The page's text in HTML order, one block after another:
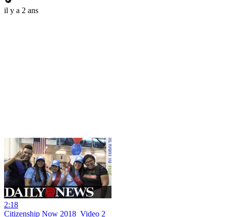
il y a 2 ans
2:18
Citizenship Now 2018_Video 2